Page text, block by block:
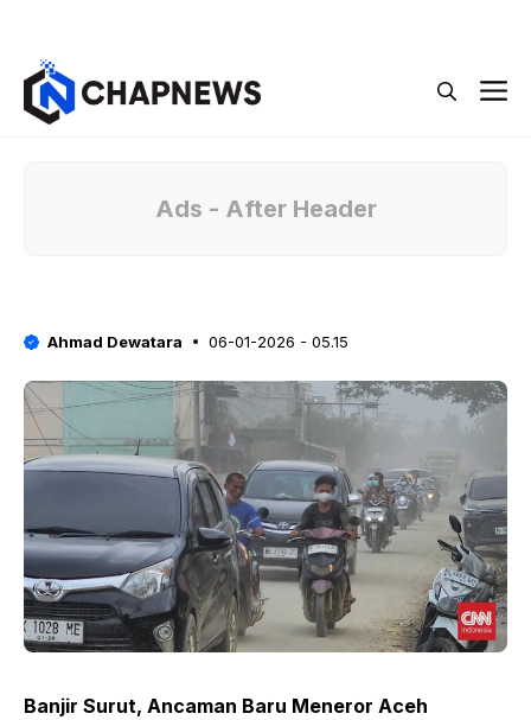
Ads - After Header
Ahmad Dewatara 06-01-2026 - 05.15
Banjir Surut, Ancaman Baru Meneror Aceh